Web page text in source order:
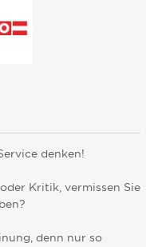
denken!
Kritik, vermissen Sie
denn nur so